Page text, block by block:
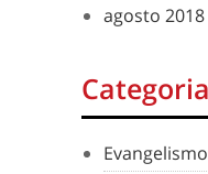
agosto 2018
Evangelismo